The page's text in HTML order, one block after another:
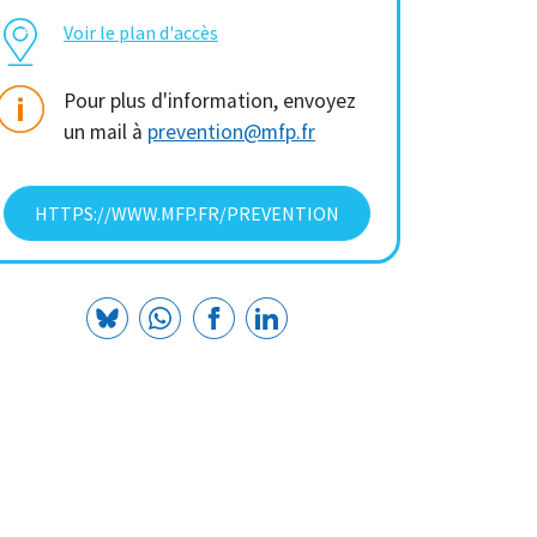
Voir le plan d'accès
Pour plus d'information, envoyez
un mail à prevention@mfp.fr
HTTPS://WWW.MFP.FR/PREVENTION